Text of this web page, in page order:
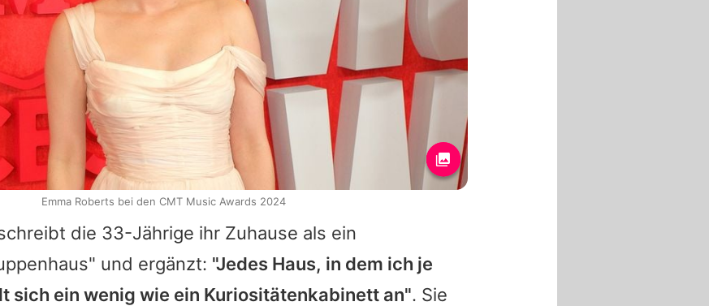
die 33-Jährige ihr Zuhause als ein
und ergänzt: "Jedes Haus, in dem ich je
sich ein wenig wie ein Kuriositätenkabinett an". Sie
Emma Roberts bei den CMT Music Awards 2024